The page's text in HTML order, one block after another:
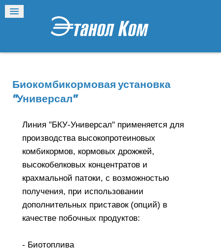
Биокомбикормовая установка
"Универсал"
Линия "БКУ-Универсал" применяется для
производства высокопротеиновых
комбикормов, кормовых дрожжей,
высокобелковых концентратов и
крахмальной патоки, с возможностью
получения, при использовании
дополнительных приставок (опций) в
качестве побочных продуктов:
- Биотоплива